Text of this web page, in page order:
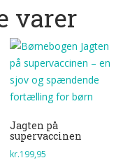
varer
Jagten på
supervaccinen
kr.199,95